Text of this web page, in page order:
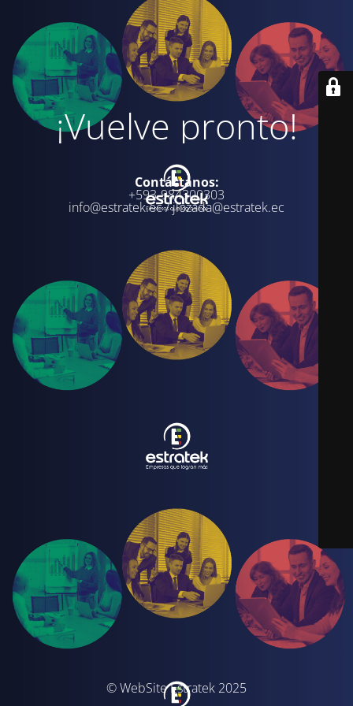
¡Vuelve pronto!
Contáctanos:
+593-984300303
info@estratek.ec / jlozada@estratek.ec
© WebSite Estratek 2025